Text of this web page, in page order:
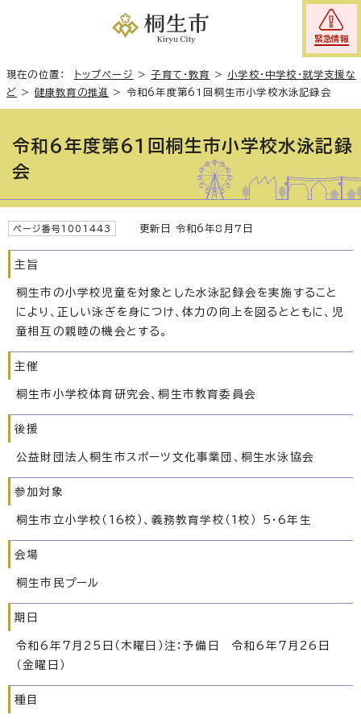
緊急情報
現在の位置： トップページ >子育て・教育 > 小学校・中学校・就学支援な
ど > 健康教育の推進 > 令和6年度第61回桐生市小学校水泳記録会
令和6年度第61回桐生市小学校水泳記録
会
ページ番号1001443 更新日 令和6年8月7日
主旨
桐生市の小学校児童を対象とした水泳記録会を実施すること
により、正しい泳ぎを身につけ、体力の向上を図るとともに、児
童相互の親睦の機会とする。
主催
桐生市小学校体育研究会、桐生市教育委員会
後援
公益財団法人桐生市スポーツ文化事業団、桐生水泳協会
参加対象
桐生市立小学校（16校）、義務教育学校（1校） 5・6年生
会場
桐生市民プール
期日
令和6年7月25日（木曜日）注：予備日 令和6年7月26日
（金曜日）
種目